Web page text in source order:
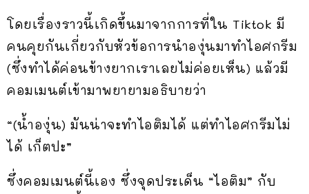
โดยเรื่องราวนี้เกิดขึ้นมาจากการที่ใน Tiktok มี
คนคุยกันเกี่ยวกับหัวข้อการนำองุ่นมาทำไอศกรีม
(ซึ่งทำได้ค่อนข้างยากเราเลยไม่ค่อยเห็น) แล้วมี
คอมเมนต์เข้ามาพยายามอธิบายว่า
“(น้ำองุ่น) มันน่าจะทำไอติมได้ แต่ทำไอศกรีมไม่
ได้ เก็ตปะ”
ซึ่งคอมเมนต์นี้เอง ซึ่งจุดประเด็น “ไอติม” กับ